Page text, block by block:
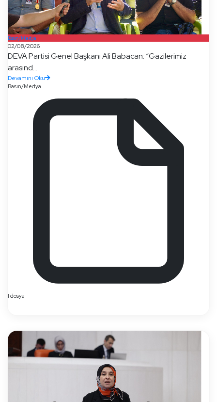
Basın/Medya
02/08/2026
DEVA Partisi Genel Başkanı Ali Babacan: “Gazilerimiz
arasınd...
Devamını Oku
Basın/Medya
1 dosya